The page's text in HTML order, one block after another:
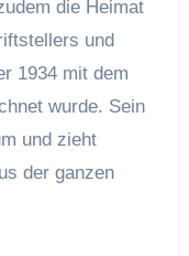
die Heimat
und
1934 mit dem
wurde. Sein
und zieht
der ganzen